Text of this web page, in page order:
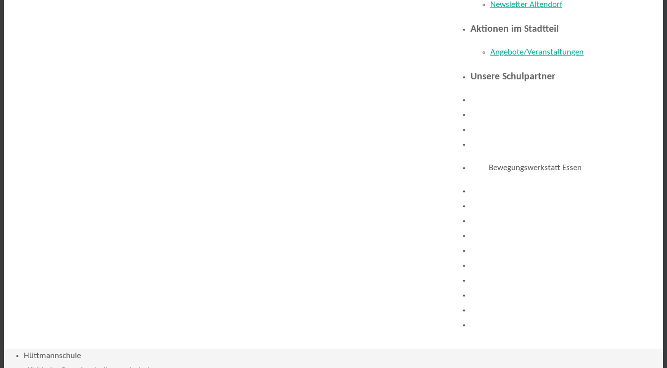
Newsletter Altendorf
Aktionen im Stadtteil
Angebote/Veranstaltungen
Unsere Schulpartner
Bewegungswerkstatt Essen
Hüttmannschule